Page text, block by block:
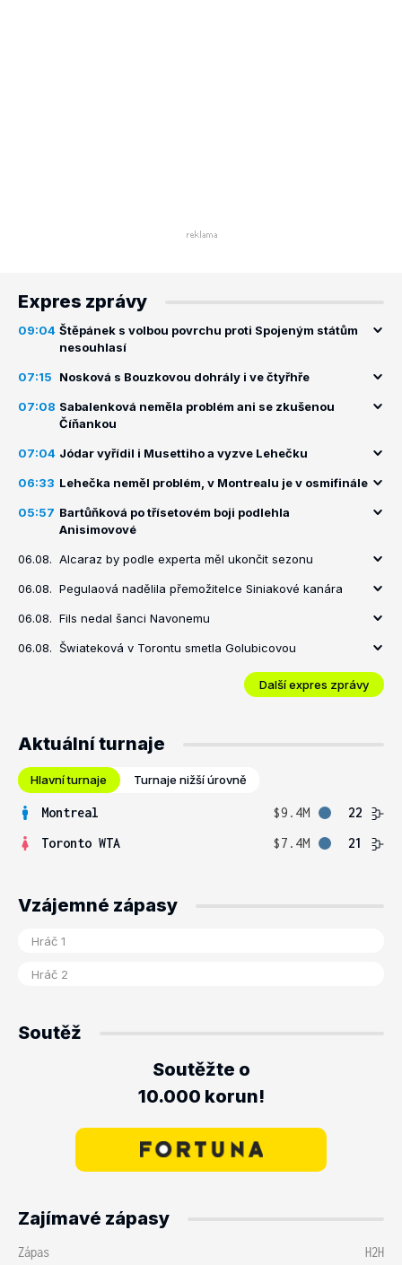
Expres zprávy
09:04 Štěpánek s volbou povrchu proti Spojeným státům
nesouhlasí
07:15 Nosková s Bouzkovou dohrály i ve čtyřhře
07:08 Sabalenková neměla problém ani se zkušenou
Číňankou
07:04 Jódar vyřídil i Musettiho a vyzve Lehečku
06:33 Lehečka neměl problém, v Montrealu je v osmifinále
05:57 Bartůňková po třísetovém boji podlehla
Anisimovové
06.08. Alcaraz by podle experta měl ukončit sezonu
06.08. Pegulaová nadělila přemožitelce Siniakové kanára
06.08. Fils nedal šanci Navonemu
06.08. Šwiateková v Torontu smetla Golubicovou
Další expres zprávy
Aktuální turnaje
Hlavní turnaje Turnaje nižší úrovně
Montreal $9.4M
22
Toronto WTA
$7.4M 21
Vzájemné zápasy
Soutěž
Soutěžte o
10.000 korun!
Zajímavé zápasy
Zápas
H2H